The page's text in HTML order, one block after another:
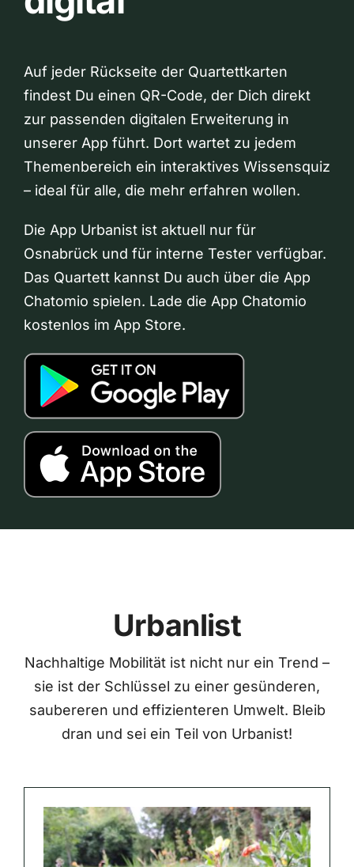
Auf jeder Rückseite der Quartettkarten
findest Du einen QR-Code, der Dich direkt
zur passenden digitalen Erweiterung in
unserer App führt. Dort wartet zu jedem
Themenbereich ein interaktives Wissensquiz
– ideal für alle, die mehr erfahren wollen.
Die App Urbanist ist aktuell nur für
Osnabrück und für interne Tester verfügbar.
Das Quartett kannst Du auch über die App
Chatomio spielen. Lade die App Chatomio
kostenlos im App Store.
Urbanlist
Nachhaltige Mobilität ist nicht nur ein Trend –
sie ist der Schlüssel zu einer gesünderen,
saubereren und effizienteren Umwelt. Bleib
dran und sei ein Teil von Urbanist!